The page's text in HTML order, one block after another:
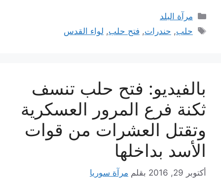
التصنيفات
مرآة البلد
الوسوم
حلب, حندرات, فتح حلب, لواء القدس
بالفيديو: فتح حلب تنسف
ثكنة فرع المرور العسكرية
وتقتل العشرات من قوات
الأسد بداخلها
أكتوبر 29, 2016 بقلم مرآة سوريا